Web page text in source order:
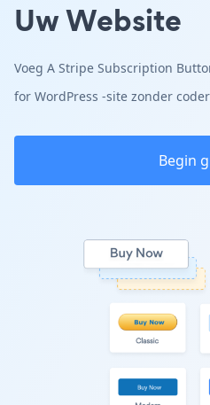
Uw Website
Voeg A Stripe Subscription
for WordPress -site zonder
Begin